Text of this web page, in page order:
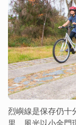
烈嶼線是保存仍十
里，風光以小金門